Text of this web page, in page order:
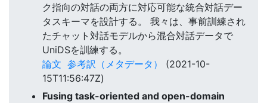
ク指向の対話の両方に対応可能な統合対話デー
タスキーマを設計する。 我々は、事前訓練され
たチャット対話モデルから混合対話データで
UniDSを訓練する。
論文 参考訳（メタデータ）
(2021-10-
15T11:56:47Z)
Fusing task-oriented and open-domain